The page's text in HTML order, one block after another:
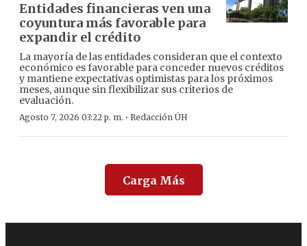
Entidades financieras ven una
coyuntura más favorable para
expandir el crédito
La mayoría de las entidades consideran que el contexto
económico es favorable para conceder nuevos créditos
y mantiene expectativas optimistas para los próximos
meses, aunque sin flexibilizar sus criterios de
evaluación.
Agosto 7, 2026 03:22 p. m. · Redacción ÚH
Carga Más